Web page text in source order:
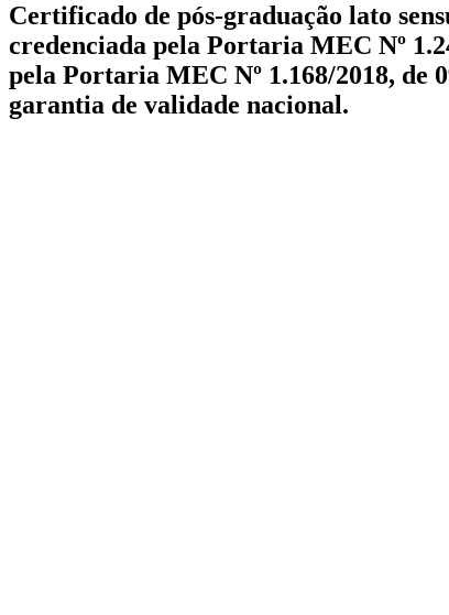
Certificado de pós-graduação lato
credenciada pela Portaria MEC Nº
pela Portaria MEC Nº 1.168/2018, de
garantia de validade nacional.